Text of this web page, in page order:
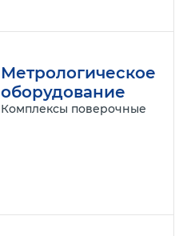
Метрологическое
оборудование
Комплексы поверочные